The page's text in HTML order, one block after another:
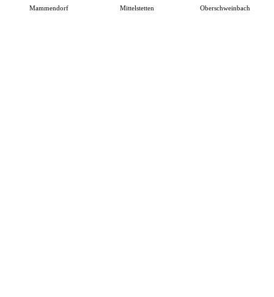
Mammendorf Mittelstetten Oberschweinbach